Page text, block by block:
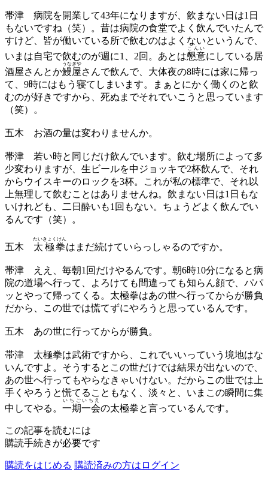
帯津 病院を開業して43年になりますが、飲まない日は1日
もないですね（笑）。昔は病院の食堂でよく飲んでいたんで
すけど、皆が働いている所で飲むのはよくないというんで、
いまは自宅で飲むのが週に1、2回。あとは懇意
こんい
にしている居
酒屋さんとか鰻屋
うなぎや
さんで飲んで、大体夜の8時には家に帰っ
て、9時にはもう寝てしまいます。まぁとにかく働くのと飲
むのが好きですから、死ぬまでそれでいこうと思っています
（笑）。
五木 お酒の量は変わりませんか。
帯津 若い時と同じだけ飲んでいます。飲む場所によって多
少変わりますが、生ビールを中ジョッキで2杯飲んで、それ
からウイスキーのロックを3杯。これが私の標準で、それ以
上無理して飲むことはありませんね。飲まない日は1日もな
いけれども、二日酔いも1回もない。ちょうどよく飲んでい
るんです（笑）。
五木 太極拳
たいきょくけん
はまだ続けていらっしゃるのですか。
帯津 ええ、毎朝1回だけやるんです。朝6時10分になると病
院の道場へ行って、よろけても間違っても知らん顔で、パパ
ッとやって帰ってくる。太極拳はあの世へ行ってからが勝負
だから、この世では慌てずにやろうと思っているんです。
五木 あの世に行ってからが勝負。
帯津 太極拳は武術ですから、これでいいっていう境地はな
いんですよ。そうするとこの世だけでは結果が出ないので、
あの世へ行ってもやらなきゃいけない。だからこの世では上
手くやろうと慌てることもなく、淡々と、いまこの瞬間に集
中してやる。 一期一会
いちごいちえ
の太極拳と言っているんです。
この記事を読むには
購読手続きが必要です
購読をはじめる 購読済みの方はログイン